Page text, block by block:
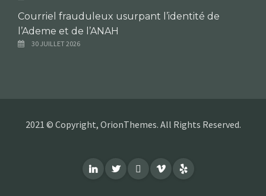
Courriel frauduleux usurpant l’identité de
l’Ademe et de l’ANAH
30 JUILLET 2026
2021 © Copyright, OrionThemes. All Rights Reserved.